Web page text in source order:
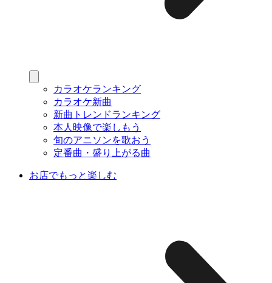
カラオケランキング
カラオケ新曲
新曲トレンドランキング
本人映像で楽しもう
旬のアニソンを歌おう
定番曲・盛り上がる曲
お店でもっと楽しむ